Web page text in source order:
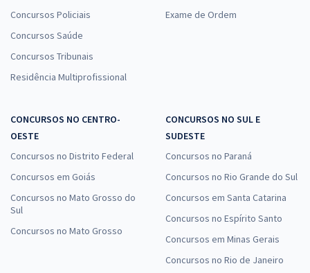
Concursos Policiais
Concursos Saúde
Concursos Tribunais
Residência Multiprofissional
Exame de Ordem
CONCURSOS NO CENTRO-
OESTE
Concursos no Distrito Federal
Concursos em Goiás
Concursos no Mato Grosso do
Sul
Concursos no Mato Grosso
CONCURSOS NO SUL E
SUDESTE
Concursos no Paraná
Concursos no Rio Grande do Sul
Concursos em Santa Catarina
Concursos no Espírito Santo
Concursos em Minas Gerais
Concursos no Rio de Janeiro